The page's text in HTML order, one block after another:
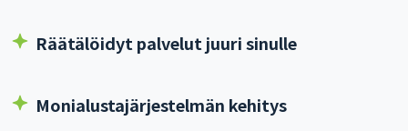
Räätälöidyt palvelut juuri sinulle
Monialustajärjestelmän kehitys